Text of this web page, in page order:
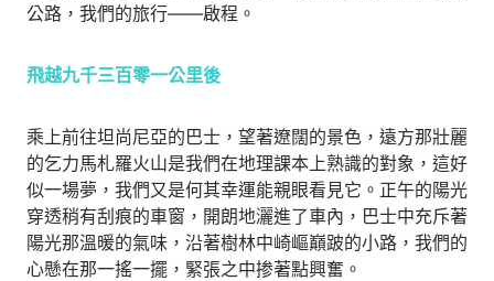
公路，我們的旅行——啟程。
飛越九千三百零一公里後
乘上前往坦尚尼亞的巴士，望著遼闊的景色，遠方那壯麗
的乞力馬札羅火山是我們在地理課本上熟識的對象，這好
似一場夢，我們又是何其幸運能親眼看見它。正午的陽光
穿透稍有刮痕的車窗，開朗地灑進了車內，巴士中充斥著
陽光那溫暖的氣味，沿著樹林中崎嶇巔跛的小路，我們的
心懸在那一搖一擺，緊張之中掺著點興奮。